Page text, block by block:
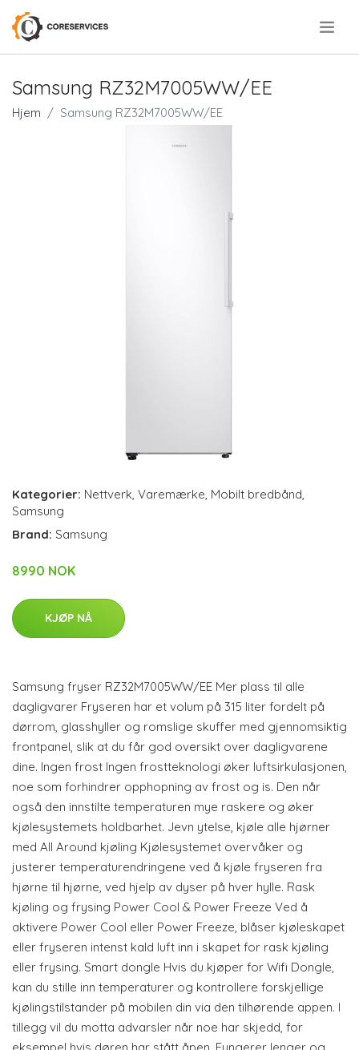
Samsung RZ32M7005WW/EE
Hjem Samsung RZ32M7005WW/EE
Kategorier: Nettverk, Varemærke, Mobilt bredbånd,
Samsung
Brand: Samsung
8990 NOK
KJØP NÅ
Samsung fryser RZ32M7005WW/EE Mer plass til alle
dagligvarer Fryseren har et volum på 315 liter fordelt på
dørrom, glasshyller og romslige skuffer med gjennomsiktig
frontpanel, slik at du får god oversikt over dagligvarene
dine. Ingen frost Ingen frostteknologi øker luftsirkulasjonen,
noe som forhindrer opphopning av frost og is. Den når
også den innstilte temperaturen mye raskere og øker
kjølesystemets holdbarhet. Jevn ytelse, kjøle alle hjørner
med All Around kjøling Kjølesystemet overvåker og
justerer temperaturendringene ved å kjøle fryseren fra
hjørne til hjørne, ved hjelp av dyser på hver hylle. Rask
kjøling og frysing Power Cool & Power Freeze Ved å
aktivere Power Cool eller Power Freeze, blåser kjøleskapet
eller fryseren intenst kald luft inn i skapet for rask kjøling
eller frysing. Smart dongle Hvis du kjøper for Wifi Dongle,
kan du stille inn temperaturer og kontrollere forskjellige
kjølingstilstander på mobilen din via den tilhørende appen. I
tillegg vil du motta advarsler når noe har skjedd, for